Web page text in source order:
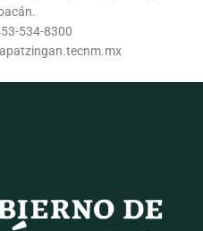
534-8300